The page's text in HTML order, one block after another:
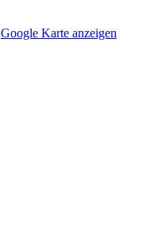
Google Karte anzeigen